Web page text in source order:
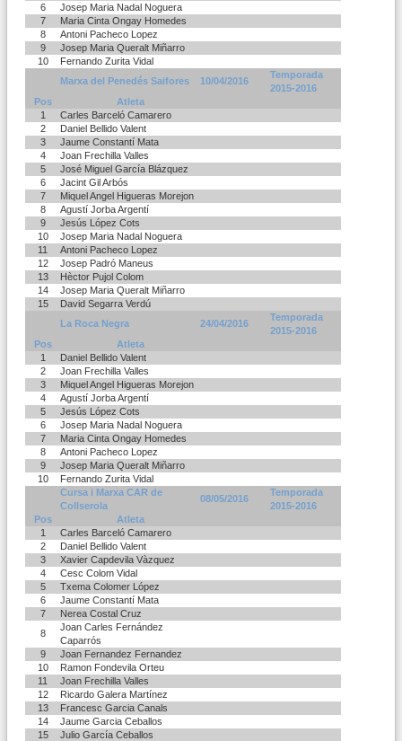
6
Josep Maria Nadal Noguera
7
Maria Cinta Ongay Homedes
8
Antoni Pacheco Lopez
9
Josep Maria Queralt Miñarro
10
Fernando Zurita Vidal
Marxa del Penedés Saifores
10/04/2016
Temporada
2015-2016
Pos
Atleta
1
Carles Barceló Camarero
2
Daniel Bellido Valent
3
Jaume Constantí Mata
4
Joan Frechilla Valles
5
José Miguel García Blázquez
6
Jacint Gil Arbós
7
Miquel Angel Higueras Morejon
8
Agustí Jorba Argentí
9
Jesús López Cots
10
Josep Maria Nadal Noguera
11
Antoni Pacheco Lopez
12
Josep Padró Maneus
13
Hèctor Pujol Colom
14
Josep Maria Queralt Miñarro
15
David Segarra Verdú
La Roca Negra
24/04/2016
Temporada
2015-2016
Pos
Atleta
1
Daniel Bellido Valent
2
Joan Frechilla Valles
3
Miquel Angel Higueras Morejon
4
Agustí Jorba Argentí
5
Jesús López Cots
6
Josep Maria Nadal Noguera
7
Maria Cinta Ongay Homedes
8
Antoni Pacheco Lopez
9
Josep Maria Queralt Miñarro
10
Fernando Zurita Vidal
Cursa i Marxa CAR de
Collserola
08/05/2016
Temporada
2015-2016
Pos
Atleta
1
Carles Barceló Camarero
2
Daniel Bellido Valent
3
Xavier Capdevila Vàzquez
4
Cesc Colom Vidal
5
Txema Colomer López
6
Jaume Constantí Mata
7
Nerea Costal Cruz
8
Joan Carles Fernández
Caparrós
9
Joan Fernandez Fernandez
10
Ramon Fondevila Orteu
11
Joan Frechilla Valles
12
Ricardo Galera Martínez
13
Francesc Garcia Canals
14
Jaume Garcia Ceballos
15
Julio García Ceballos